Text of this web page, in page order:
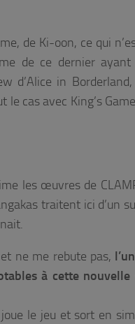
de Ki-oon, ce qui
de ce dernier ayant
d’Alice in
cas avec King’s
les œuvres de
traitent ici d’un
ne me rebute pas,
à cette
le jeu et sort en